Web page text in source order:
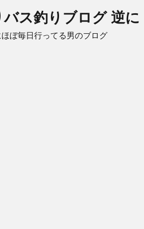
ス釣りブログ 逆
ぼ毎日行ってる男のブログ